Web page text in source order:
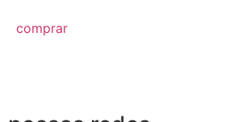
comprar